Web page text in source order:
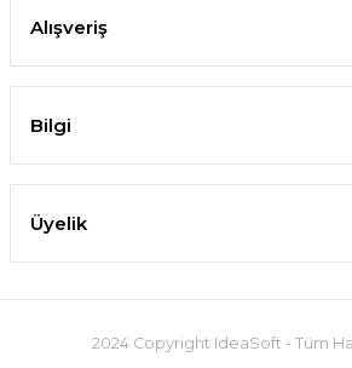
Alışveriş
Bilgi
Üyelik
2024 Copyright IdeaSoft - Tüm